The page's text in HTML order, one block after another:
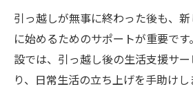
引っ越しが無事に終わった後も、
に始めるためのサポートが重要で
設では、引っ越し後の生活支援サ
り、日常生活の立ち上げを手助け